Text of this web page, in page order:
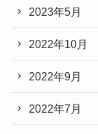
2023年5月
2022年10月
2022年9月
2022年7月